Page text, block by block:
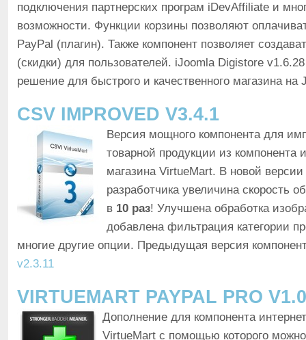
подключения партнерских програм iDevAffiliate и
возможности. Функции корзины позволяют
PayPal (плагин). Также компонент позволяет
(скидки) для пользователей. iJoomla Digistore
решение для быстрого и качественного магазина на
CSV IMPROVED V3.4.1
Версия мощного компонента для
товарной продукции из компонента
магазина VirtueMart. В новой
разработчика увеличина скорость
в 10 раз! Улучшена обработка
добавлена фильтрация категории
многие другие опции. Предыдущая версия
v2.3.11
VIRTUEMART PAYPAL PRO
Дополнение для компонента
VirtueMart с помощью которого